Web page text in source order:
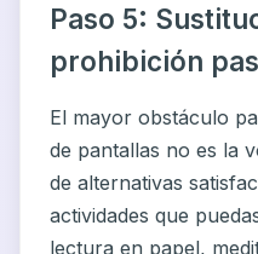
Paso 5:
prohibición
El mayor obstáculo
de pantallas no es la
de alternativas
actividades que
lectura en papel,